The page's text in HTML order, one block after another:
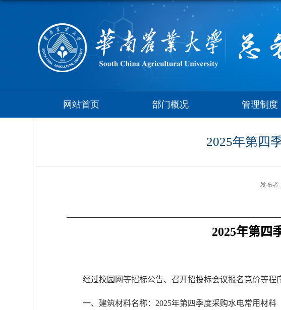
网站首页 部门概况 管理制度
2025年第四
发布者
2025年第四
经过校园网等招标公告、召开招投标会议报名竞价等程
一、建筑材料名称： 2025年第四季度采购水电常用材料